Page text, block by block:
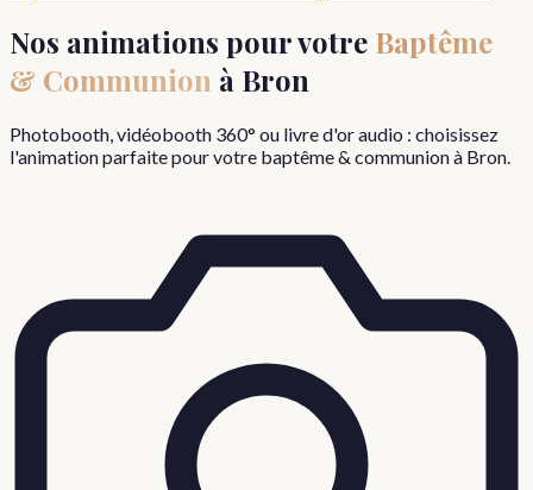
Nos animations pour votre Baptême
& Communion à Bron
Photobooth, vidéobooth 360° ou livre d'or audio : choisissez
l'animation parfaite pour votre baptême & communionà Bron